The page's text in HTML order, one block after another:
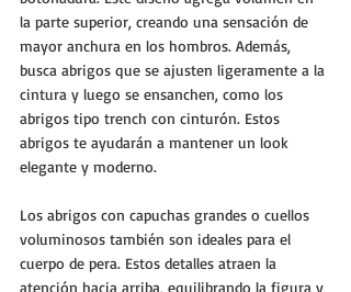
la parte superior, creando una sensación de
mayor anchura en los hombros. Además,
busca abrigos que se ajusten ligeramente a la
cintura y luego se ensanchen, como los
abrigos tipo trench con cinturón. Estos
abrigos te ayudarán a mantener un look
elegante y moderno.
Los abrigos con capuchas grandes o cuellos
voluminosos también son ideales para el
cuerpo de pera. Estos detalles atraen la
atención hacia arriba, equilibrando la figura y